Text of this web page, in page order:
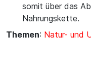
somit über das
Nahrungskette.
Themen: Natur- und